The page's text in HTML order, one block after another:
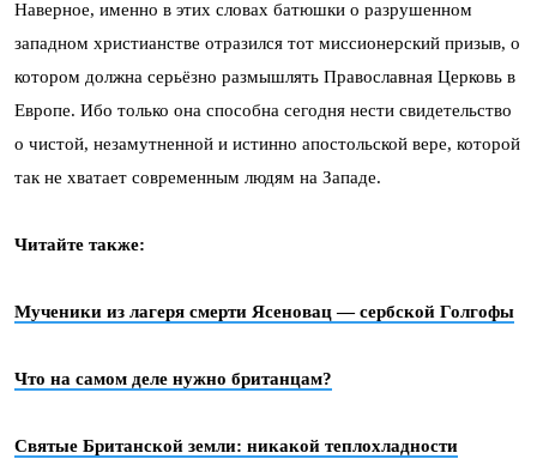
Наверное, именно в этих словах батюшки о разрушенном
западном христианстве отразился тот миссионерский призыв, о
котором должна серьёзно размышлять Православная Церковь в
Европе. Ибо только она способна сегодня нести свидетельство
о чистой, незамутненной и истинно апостольской вере, которой
так не хватает современным людям на Западе.
Читайте также:
Мученики из лагеря смерти Ясеновац — сербской Голгофы
Что на самом деле нужно британцам?
Святые Британской земли: никакой теплохладности